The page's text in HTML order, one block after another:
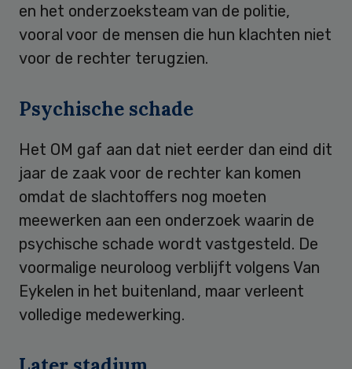
en het onderzoeksteam van de politie,
vooral voor de mensen die hun klachten niet
voor de rechter terugzien.
Psychische schade
Het OM gaf aan dat niet eerder dan eind dit
jaar de zaak voor de rechter kan komen
omdat de slachtoffers nog moeten
meewerken aan een onderzoek waarin de
psychische schade wordt vastgesteld. De
voormalige neuroloog verblijft volgens Van
Eykelen in het buitenland, maar verleent
volledige medewerking.